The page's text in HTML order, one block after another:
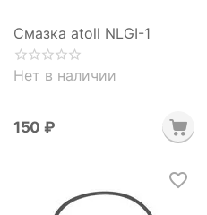
Смазка ​atoll NLGI-1
Нет в наличии
‍150‍ ₽